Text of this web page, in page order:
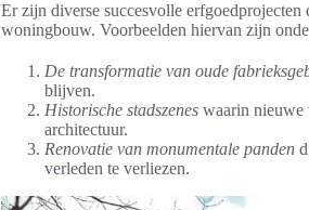
Er zijn diverse succesvolle
woningbouw. Voorbeelden hiervan zijn
De transformatie van oude
blijven.
Historische stadszenes waarin nieuwe
architectuur.
Renovatie van monumentale panden
verleden te verliezen.